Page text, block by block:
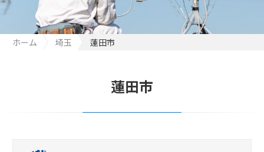
ホーム 埼玉 蓮田市
蓮田市